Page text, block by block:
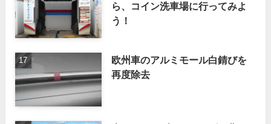
ら、コイン洗車場に行ってみよ
う！
欧州車のアルミモール白錆びを
再度除去